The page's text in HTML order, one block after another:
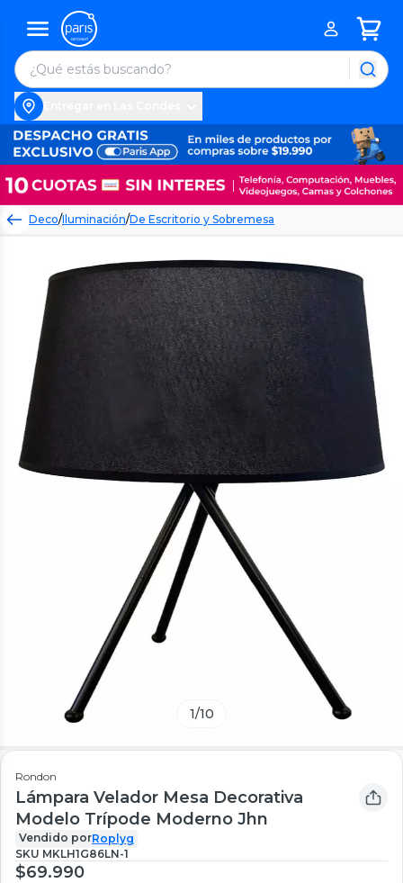
Deco/Iluminación/De Escritorio y Sobremesa
1/10
Rondon
Lámpara Velador Mesa Decorativa
Modelo Trípode Moderno Jhn
Vendido porRoplyg
SKU MKLH1G86LN-1
$69.990